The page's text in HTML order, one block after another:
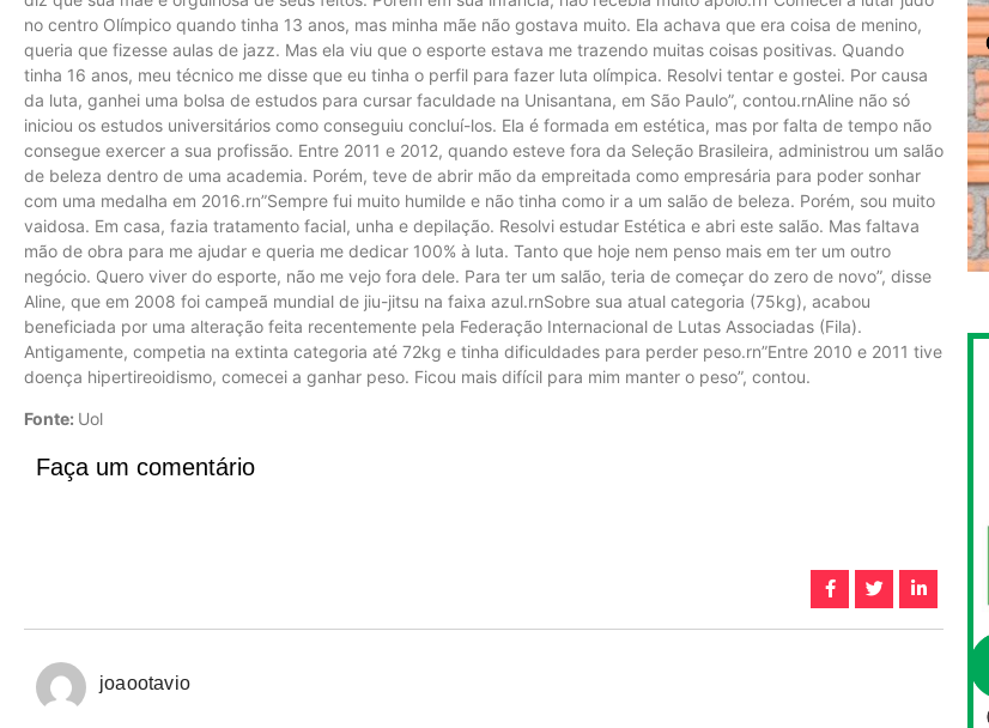
no centro Olímpico quando tinha 13 anos, mas minha mãe não gostava muito. Ela achava que era coisa de menino,
queria que fizesse aulas de jazz. Mas ela viu que o esporte estava me trazendo muitas coisas positivas. Quando
tinha 16 anos, meu técnico me disse que eu tinha o perfil para fazer luta olímpica. Resolvi tentar e gostei. Por causa
da luta, ganhei uma bolsa de estudos para cursar faculdade na Unisantana, em São Paulo”, contou.rnAline não só
iniciou os estudos universitários como conseguiu concluí-los. Ela é formada em estética, mas por falta de tempo não
consegue exercer a sua profissão. Entre 2011 e 2012, quando esteve fora da Seleção Brasileira, administrou um salão
de beleza dentro de uma academia. Porém, teve de abrir mão da empreitada como empresária para poder sonhar
com uma medalha em 2016.rn”Sempre fui muito humilde e não tinha como ir a um salão de beleza. Porém, sou muito
vaidosa. Em casa, fazia tratamento facial, unha e depilação. Resolvi estudar Estética e abri este salão. Mas faltava
mão de obra para me ajudar e queria me dedicar 100% à luta. Tanto que hoje nem penso mais em ter um outro
negócio. Quero viver do esporte, não me vejo fora dele. Para ter um salão, teria de começar do zero de novo”, disse
Aline, que em 2008 foi campeã mundial de jiu-jitsu na faixa azul.rnSobre sua atual categoria (75kg), acabou
beneficiada por uma alteração feita recentemente pela Federação Internacional de Lutas Associadas (Fila).
Antigamente, competia na extinta categoria até 72kg e tinha dificuldades para perder peso.rn”Entre 2010 e 2011 tive
doença hipertireoidismo, comecei a ganhar peso. Ficou mais difícil para mim manter o peso”, contou.
Fonte: Uol
Faça um comentário
joaootavio